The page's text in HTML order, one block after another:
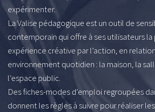
expérimenter.
La Valise pédagogique est un outil de
contemporain qui offre à ses utilisateurs la
expérience créative par l’action, en
environnement quotidien : la maison, la
l’espace public.
Des fiches-modes d’emploi regroupées
donnent les règles à suivre pour réaliser